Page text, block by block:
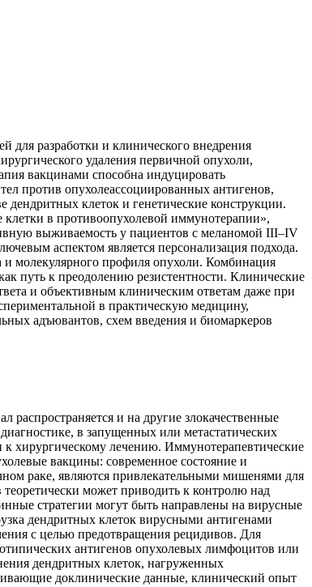
разработки и клинического внедрения
удаления первичной опухоли,
вакцинами способна индуцировать
против опухолеассоциированных антигенов,
клеток и генетические конструкции.
в противоопухолевой иммунотерапии»,
выживаемость у пациентов с меланомой III–IV
аспектом является персонализация подхода.
и молекулярного профиля опухоли. Комбинация
путь к преодолению резистентности. Клинические
и объективным клиническим ответам даже при
в практическую медицину,
адъювантов, схем введения и биомаркеров
и на другие злокачественные
в запущенных или метастатических
хирургическому лечению. Иммунотерапевтические
вакцины: современное состояние и
раке, являются привлекательными мишенями для
может приводить к контролю над
стратегии могут быть направлены на вирусные
дендритных клеток вирусными антигенами
с целью предотвращения рецидивов. Для
антигенов опухолевых лимфоцитов или
дендритных клеток, нагруженных
доклинические данные, клинический опыт